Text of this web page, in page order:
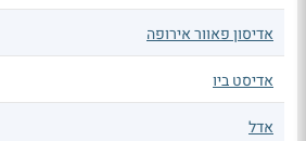
אדיסון פאוור אירופה
אדיסט ביו
אדל